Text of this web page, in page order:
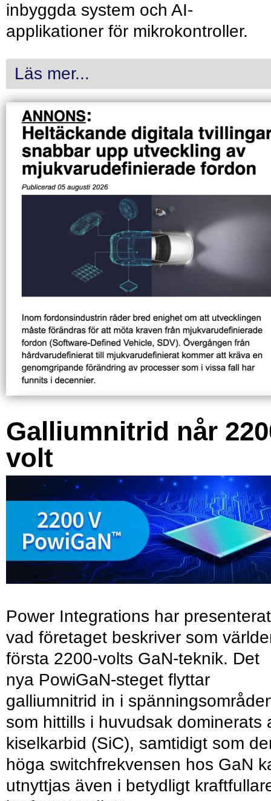
inbyggda system och AI-
applikationer för mikrokontroller.
Läs mer...
Galliumnitrid når
volt
Power Integrations har presenterat
vad företaget beskriver som
första 2200-volts GaN-teknik. Det
nya PowiGaN-steget flyttar
galliumnitrid in i
som hittills i huvudsak dominerats
kiselkarbid (SiC), samtidigt som
höga switchfrekvensen hos GaN
utnyttjas även i betydligt